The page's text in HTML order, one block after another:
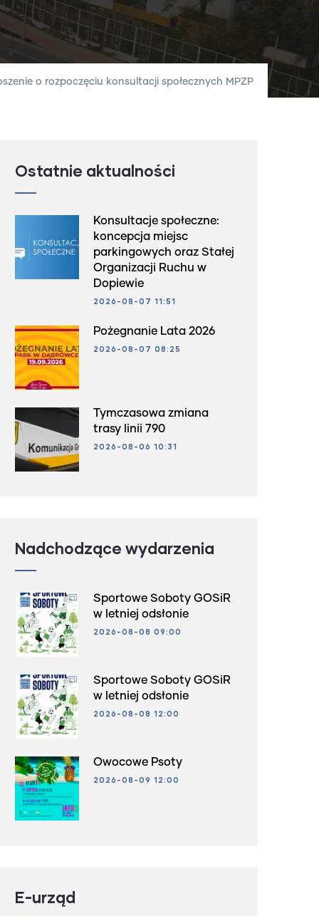
o rozpoczęciu konsultacji społecznych MPZP
Ostatnie aktualności
Konsultacje społeczne:
koncepcja miejsc
parkingowych oraz Stałej
Organizacji Ruchu w
Dopiewie
2026-08-07 11:51
Pożegnanie Lata 2026
2026-08-07 08:25
Tymczasowa zmiana
trasy linii 790
2026-08-06 10:31
Nadchodzące wydarzenia
Sportowe Soboty GOSiR
w letniej odsłonie
2026-08-08 09:00
Sportowe Soboty GOSiR
w letniej odsłonie
2026-08-08 12:00
Owocowe Psoty
2026-08-09 12:00
E-urząd